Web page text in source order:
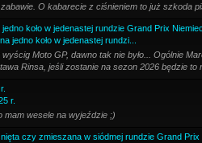
O kabarecie z ciśnieniem to już szkoda
koło w jedenastej rundzie Grand Prix
jedno koło w jedenastej rundzi...
Moto GP, dawno tak nie było... Ogólnie
Rinsa, jeśli zostanie na sezon 2026 będzie to
r.
mam wesele na wyjeździe ;)
czy zmieszana w siódmej rundzie Grand Prix